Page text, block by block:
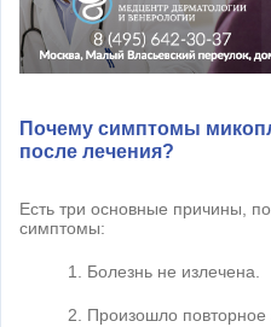
Почему симптомы
после лечения?
Есть три основные причины,
симптомы:
1. Болезнь не излечена.
2. Произошло повторное